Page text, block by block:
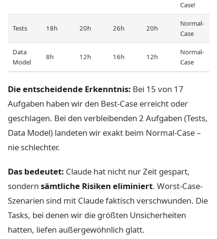
Case!
Tests 18h 20h 26h 20h
Normal-
Case
Data
Model
8h 12h 16h 12h
Normal-
Case
Die entscheidende Erkenntnis: Bei 15 von 17
Aufgaben haben wir den Best-Case erreicht oder
geschlagen. Bei den verbleibenden 2 Aufgaben (Tests,
Data Model) landeten wir exakt beim Normal-Case –
nie schlechter.
Das bedeutet: Claude hat nicht nur Zeit gespart,
sondern sämtliche Risiken eliminiert. Worst-Case-
Szenarien sind mit Claude faktisch verschwunden. Die
Tasks, bei denen wir die größten Unsicherheiten
hatten, liefen außergewöhnlich glatt.